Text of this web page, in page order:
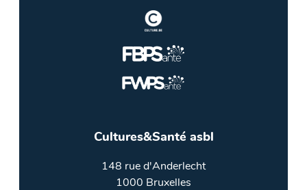
Cultures&Santé asbl
148 rue d'Anderlecht
1000 Bruxelles